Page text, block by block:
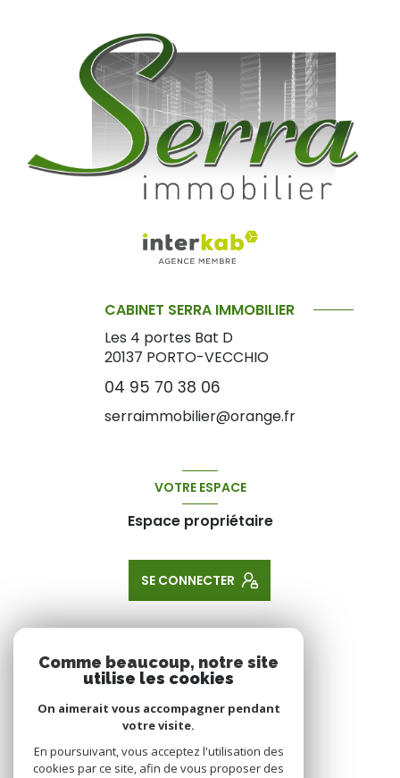
CABINET SERRA IMMOBILIER
Les 4 portes Bat D
20137 PORTO-VECCHIO
04 95 70 38 06
serraimmobilier@orange.fr
VOTRE ESPACE
Espace propriétaire
SE CONNECTER
ADHÉRENTS
Nous adhérons
Comme beaucoup, notre site
utilise les cookies
On aimerait vous accompagner pendant
votre visite.
En poursuivant, vous acceptez l'utilisation des
cookies par ce site, afin de vous proposer des